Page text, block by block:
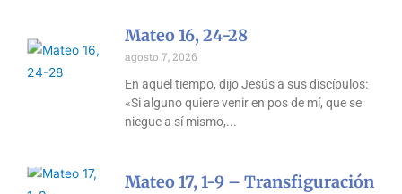
Mateo 16, 24-28
agosto 7, 2026
En aquel tiempo, dijo Jesús a sus discípulos:
«Si alguno quiere venir en pos de mí, que se
niegue a sí mismo,
Mateo 17, 1-9 – Transfiguración